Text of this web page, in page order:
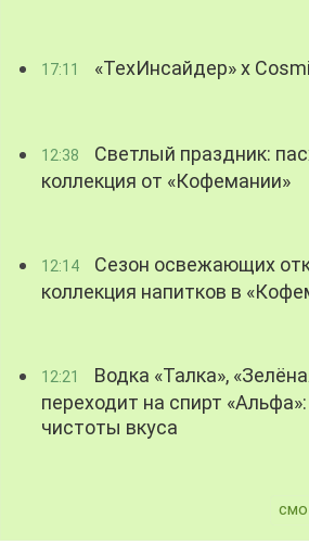
17:11 «ТехИнсайдер» х
12:38
Светлый праздник:
коллекция от «Кофемании»
12:14
Сезон освежающих
коллекция напитков в
12:21
Водка «Талка»,
переходит на спирт
чистоты вкуса